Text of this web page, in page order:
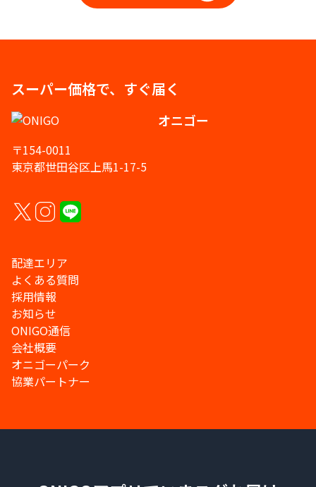
スーパー価格で、すぐ届く
オニゴー
〒154-0011
東京都世田谷区上馬1-17-5
配達エリア
よくある質問
採用情報
お知らせ
ONIGO通信
会社概要
オニゴーパーク
協業パートナー